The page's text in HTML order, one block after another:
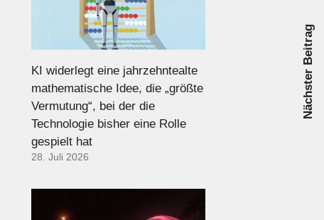
Nächster Beitrag
KI widerlegt eine jahrzehntealte
mathematische Idee, die „größte
Vermutung“, bei der die
Technologie bisher eine Rolle
gespielt hat
28. Juli 2026